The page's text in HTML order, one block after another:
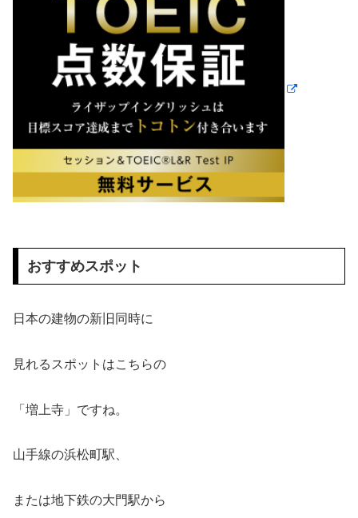
おすすめスポット
日本の建物の新旧同時に
見れるスポットはこちらの
「増上寺」ですね。
山手線の浜松町駅、
または地下鉄の大門駅から